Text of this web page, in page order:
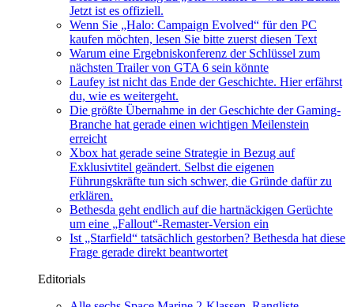
Jetzt ist es offiziell.
Wenn Sie „Halo: Campaign Evolved“ für den PC
kaufen möchten, lesen Sie bitte zuerst diesen Text
Warum eine Ergebniskonferenz der Schlüssel zum
nächsten Trailer von GTA 6 sein könnte
Laufey ist nicht das Ende der Geschichte. Hier erfährst
du, wie es weitergeht.
Die größte Übernahme in der Geschichte der Gaming-
Branche hat gerade einen wichtigen Meilenstein
erreicht
Xbox hat gerade seine Strategie in Bezug auf
Exklusivtitel geändert. Selbst die eigenen
Führungskräfte tun sich schwer, die Gründe dafür zu
erklären.
Bethesda geht endlich auf die hartnäckigen Gerüchte
um eine „Fallout“-Remaster-Version ein
Ist „Starfield“ tatsächlich gestorben? Bethesda hat diese
Frage gerade direkt beantwortet
Editorials